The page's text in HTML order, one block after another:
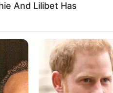
And Lilibet Has